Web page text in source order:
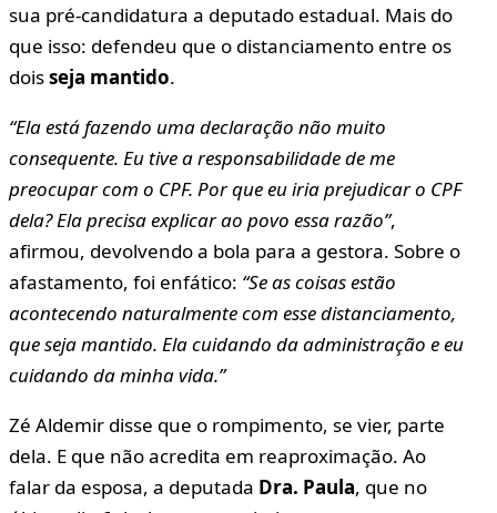
sua pré-candidatura a deputado estadual. Mais do
que isso: defendeu que o distanciamento entre os
doisseja mantido.
“Ela está fazendo uma declaração não muito
consequente. Eu tive a responsabilidade de me
preocupar com o CPF. Por que eu iria prejudicar o CPF
dela? Ela precisa explicar ao povo essa razão”,
afirmou, devolvendo a bola para a gestora. Sobre o
afastamento, foi enfático: “Se as coisas estão
acontecendo naturalmente com esse distanciamento,
que seja mantido. Ela cuidando da administração e eu
cuidando da minha vida.”
Zé Aldemir disse que o rompimento, se vier, parte
dela. E que não acredita em reaproximação. Ao
falar da esposa, a deputada Dra. Paula, que no